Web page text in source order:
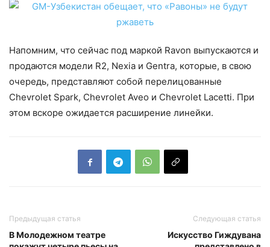
Напомним, что сейчас под маркой Ravon выпускаются и
продаются модели R2, Nexia и Gentra, которые, в свою
очередь, представляют собой перелицованные
Chevrolet Spark, Chevrolet Aveo и Chevrolet Lacetti. При
этом вскоре ожидается расширение линейки.
Предыдущая статья
В Молодежном театре
Следующая статья
Искусство Гиждувана